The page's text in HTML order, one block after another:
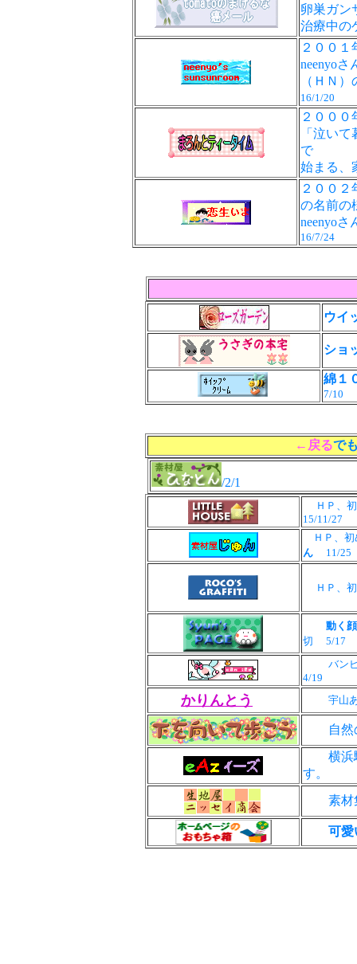
卵巣ガン
治療中の
２００１
neenyo
（ＨＮ
16/1/20
２０００
「泣い
で
始まる
２００２
の名前の
neenyo
16/7/24
ウイ
ショ
綿１
7/10
←戻るで
/2/1
ＨＰ、
15/11/27
ＨＰ、初
ん
11/
ＨＰ、
動く
切
5/17
バン
4/19
かりんとう 宇山
自然
横浜駅
す。
素材集
可愛